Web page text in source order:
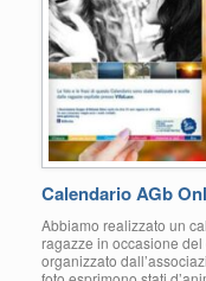
Calendario AGb
Abbiamo realizzato un
ragazze in occasione del
organizzato